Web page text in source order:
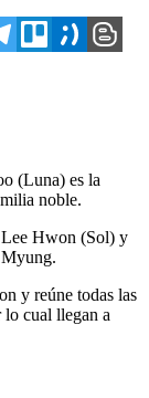
(Luna) es la
noble.
Lee Hwon (Sol) y
y reúne todas las
lo cual llegan a